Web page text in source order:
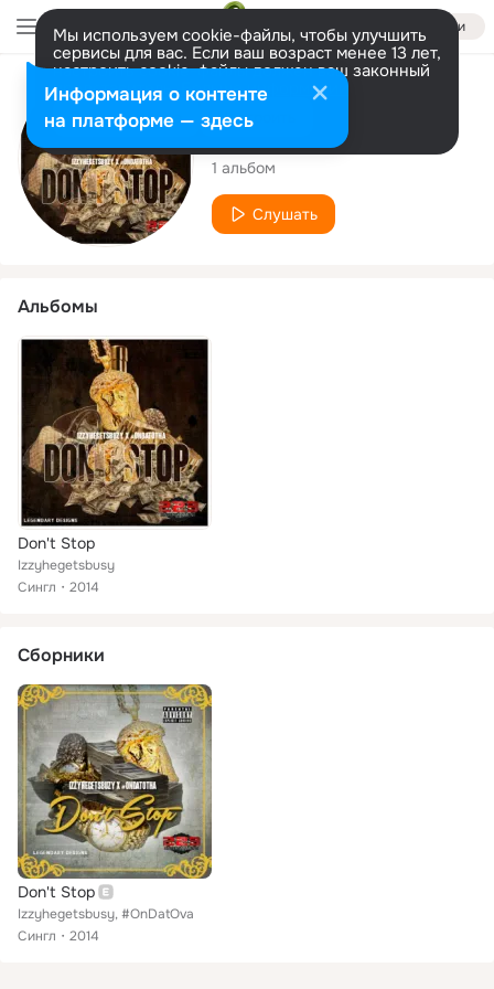
Войти
Мы используем cookie-файлы, чтобы улучшить
сервисы для вас. Если ваш возраст менее 13 лет,
настроить cookie-файлы должен ваш законный
представитель. Больше информации
Разрешить все Настроить
Исполнитель
Izzyhegetsbusy
1 альбом
Слушать
Альбомы
Don't Stop
Izzyhegetsbusy
Сингл
2014
Сборники
Don't Stop
Izzyhegetsbusy, #OnDatOva
Сингл
2014
Информация о контенте
на платформе — здесь